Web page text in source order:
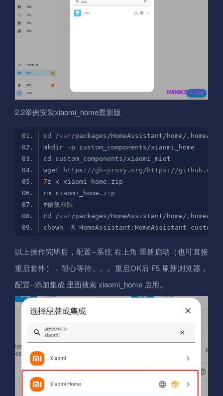
2.2举例安装xiaomi_home最新版
cd /var
wget https: //gh-proxy.org/https://github.com/
7
#修复权限
cd /var
以上操作完毕后，配置--系统 右上角 重新启动（也可直接
重启套件），耐心等待。。。重启OK后 F5 刷新浏览器，
配置--添加集成 里面搜索 xiaomi_home 启用。